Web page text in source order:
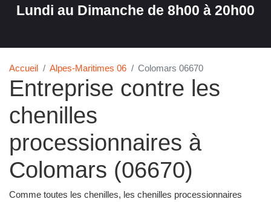
Lundi au Dimanche de 8h00 à 20h00
Accueil Alpes-Maritimes 06 Colomars 06670
Entreprise contre les
chenilles
processionnaires à
Colomars (06670)
Comme toutes les chenilles, les chenilles processionnaires